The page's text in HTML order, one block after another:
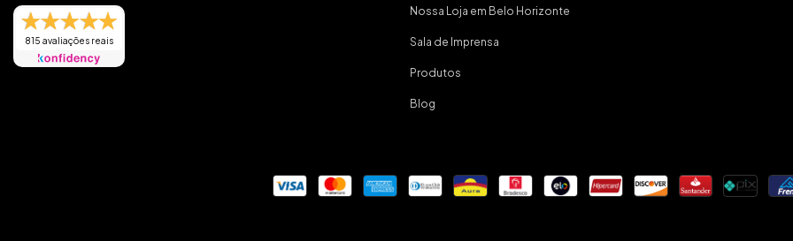
815 avaliações reais
Nossa Loja em Belo Horizonte
Sala de Imprensa
Produtos
Blog